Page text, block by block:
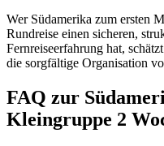
Wer Südamerika zum ersten
Rundreise einen sicheren,
Fernreiseerfahrung hat,
die sorgfältige Organisation
FAQ zur
Kleingruppe 2